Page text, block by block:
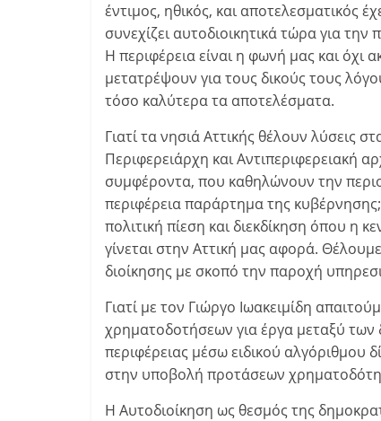
έντιμος, ηθικός, και αποτελεσματικός
συνεχίζει αυτοδιοικητικά τώρα για
Η περιφέρεια είναι η φωνή μας και
μετατρέψουν για τους δικούς τους
τόσο καλύτερα τα αποτελέσματα.
Γιατί τα νησιά Αττικής θέλουν λύσεις
Περιφερειάρχη και Αντιπεριφερειακή
συμφέροντα, που καθηλώνουν την
περιφέρεια παράρτημα της
πολιτική πίεση και διεκδίκηση όπου η
γίνεται στην Αττική μας αφορά.
διοίκησης με σκοπό την παροχή
Γιατί με τον Γιώργο Ιωακειμίδη
χρηματοδοτήσεων για έργα μεταξύ των
περιφέρειας μέσω ειδικού αλγόριθμου
στην υποβολή προτάσεων
Η Αυτοδιοίκηση ως θεσμός της